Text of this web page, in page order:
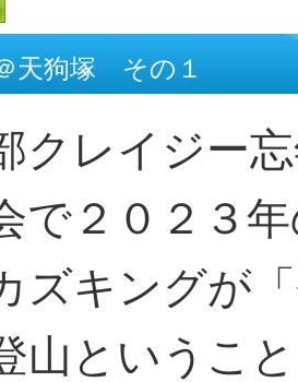
天狗塚 その１
クレイジー
で２０２３
ズキングが
山というこ